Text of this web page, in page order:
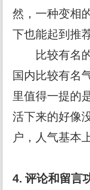
然，一种变相
下也能起到推
比较有名的
国内比较有名
里值得一提的
活下来的好像
户，人气基本
4. 评论和留言